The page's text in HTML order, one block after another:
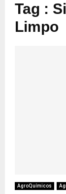
Tag :
Limpo
AgroQuímicos